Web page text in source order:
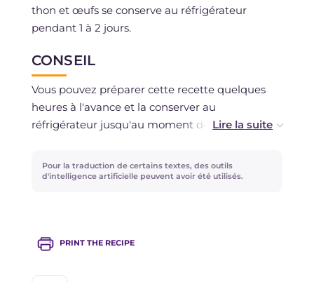
thon et œufs se conserve au réfrigérateur
pendant 1 à 2 jours.
CONSEIL
Vous pouvez préparer cette recette quelques
heures à l'avance et la conserver au
réfrigérateur jusqu'au moment de la servir, car
haricots verts d'absorber parfaitement
l'assaisonnement, rendant le plat encore plus
Pour la traduction de certains textes, des outils
d'intelligence artificielle peuvent avoir été utilisés.
PRINT THE RECIPE